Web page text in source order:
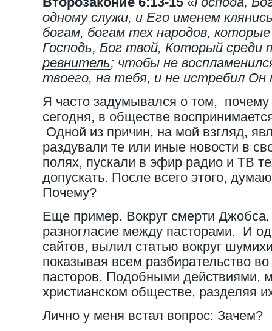
одному служи, и Его именем
богам, богам тех народов, которые
Господь, Бог твой, Который среди
ревнитель; чтобы не
твоего, на тебя, и не истребил Он
Я часто задумывался о том, почему
сегодня, в обществе
Одной из причин, на мой взгляд,
раздували те или иные новости в
полях, пускали в эфир радио и ТВ
допускать. После всего этого,
Почему?
Еще пример. Вокруг смерти
разногласие между пасторами. И
сайтов, вылил статью вокруг
показывая всем разбирательство
пасторов. Подобными действиями,
христианском обществе, разделяя
Лично у меня встал вопрос: Зачем?